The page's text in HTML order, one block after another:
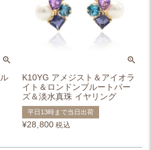
K10YG アメジスト＆アイオラ
イト＆ロンドンブルートパー
ズ＆淡水真珠 イヤリング
平日13時まで当日出荷
¥28,800 税込